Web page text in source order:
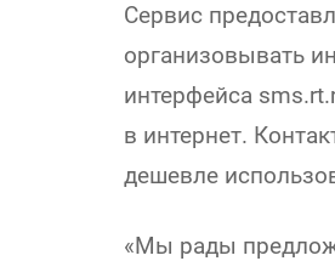
Сервис
организовывать
интерфейса
в интернет.
дешевле
«Мы рады